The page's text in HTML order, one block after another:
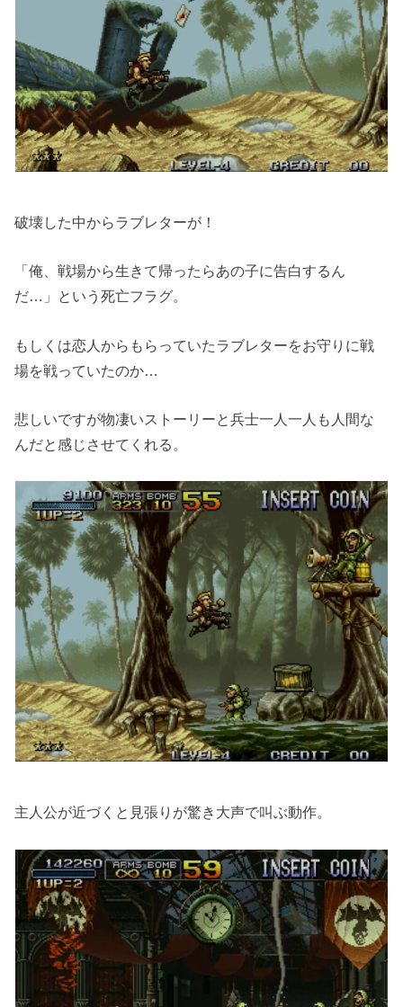
破壊した中からラブレターが！
「俺、戦場から生きて帰ったらあの子に告白するん
だ…」という死亡フラグ。
もしくは恋人からもらっていたラブレターをお守りに戦
場を戦っていたのか…
悲しいですが物凄いストーリーと兵士一人一人も人間な
んだと感じさせてくれる。
主人公が近づくと見張りが驚き大声で叫ぶ動作。